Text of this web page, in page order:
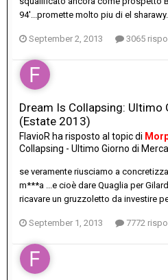
94'...promette molto piu di el
September 2, 2013 3065
Dream Is Collapsing: Ultimo
(Estate 2013)
FlavioR ha risposto al topic di
Collapsing - Ultimo Giorno di
se veramente riusciamo a
m***a ...e cioè dare Quaglia per
ricavare un gruzzoletto da investire
September 1, 2013 7772